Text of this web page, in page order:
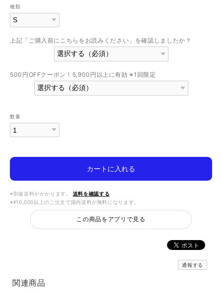
種類
上記「ご購入前にこちらをお読みください」を確認しましたか？
500円OFFクーポン！5,900円以上に有効 ※1回限定
数量
カートに入れる
※別途送料がかかります。
送料を確認する
※¥10,000以上のご注文で国内送料が無料になります。
この商品をアプリで見る
通報する
関連商品